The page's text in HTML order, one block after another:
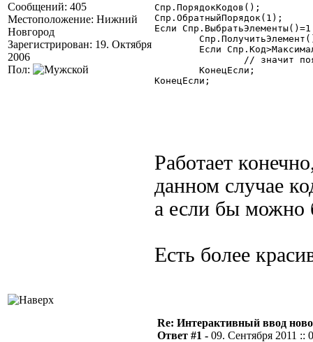
Сообщений: 405
Местоположение: Нижний
Новгород
Зарегистрирован: 19. Октября
2006
Пол:
Спр.ПорядокКодов();
Спр.ОбратныйПорядок(1);
Если
КонецЕсли;
Работает
данном случае
а если бы можно
Есть более
Re: Интерактивный ввод
Ответ #1 - 09. Сентября 2011 ::